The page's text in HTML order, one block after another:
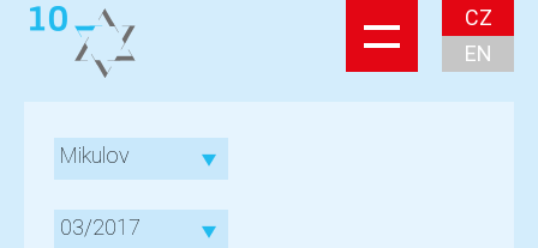
CZ
EN
Mikulov
03/2017